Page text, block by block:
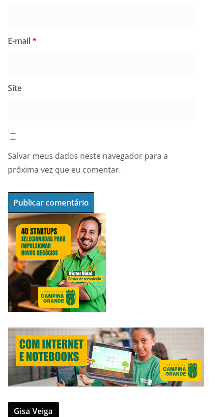
E-mail*
Site
Salvar meus dados neste navegador para a
próxima vez que eu comentar.
Gisa Veiga